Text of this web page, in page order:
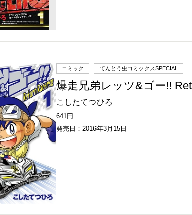
コミック てんとう虫コミックスSPECIAL
爆走兄弟レッツ&ゴー!!
こしたてつひろ
641円
発売日：2016年3月15日